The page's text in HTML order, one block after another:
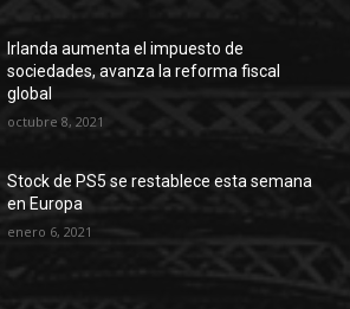
Irlanda aumenta el impuesto de
sociedades, avanza la reforma fiscal
global
octubre 8, 2021
Stock de PS5 se restablece esta semana
en Europa
enero 6, 2021